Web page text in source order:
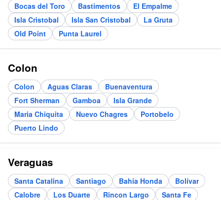
Bocas del Toro Bastimentos
El Empalme
Isla Cristobal
Isla San Cristobal
La Gruta
Old Point
Punta Laurel
Colon
Colon Aguas Claras
Buenaventura
Fort Sherman
Gamboa
Isla Grande
Maria Chiquita
Nuevo Chagres
Portobelo
Puerto Lindo
Veraguas
Santa Catalina Santiago Bahia Honda
Bolívar
Calobre
Los Duarte Rincon Largo Santa Fe